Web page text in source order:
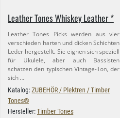
Leather Tones Whiskey Leather *
Leather Tones Picks werden aus vier
verschieden harten und dicken Schichten
Leder hergestellt. Sie eignen sich speziell
für Ukulele, aber auch Bassisten
schätzen den typischen Vintage-​Ton, der
sich …
Katalog:ZUBEHÖR / Plektren / Timber
Tones®
Hersteller:Timber Tones